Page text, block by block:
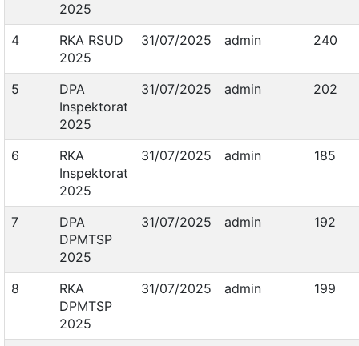
2025
4
RKA RSUD
2025
31/07/2025 admin 240
5
DPA
Inspektorat
2025
31/07/2025 admin 202
6
RKA
Inspektorat
2025
31/07/2025 admin 185
7
DPA
DPMTSP
2025
31/07/2025 admin 192
8
RKA
DPMTSP
2025
31/07/2025 admin 199